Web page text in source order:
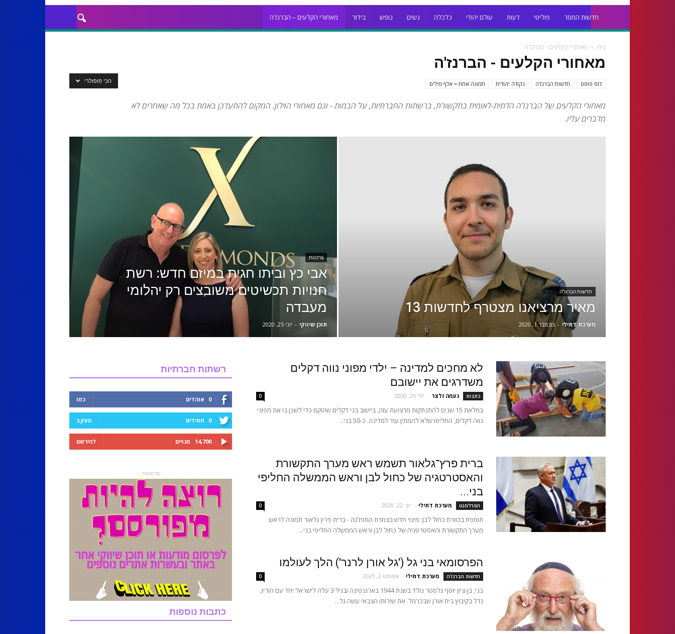
חדשות המגזר פוליטי דעות עולם יהודי כלכלה נשים נופש בידור מאחורי הקלעים – הברנז'ה
בית מאחורי הקלעים - הברנז'ה
מאחורי הקלעים - הברנז'ה
דוס פוסט חדשות הברנז'ה נקודה יהודית תמונה אחת = אלף מילים
מאחורי הקלעים של הברנז'ה הדתית-לאומית בתקשורת, ברשתות החברתיות, על הבמות - וגם מאחורי הוילון. המקום להתעדכן באמת בכל מה שאחרים לא
מדברים עליו.
הכי פופולרי
חדשות הברנז'ה
מאיר מרציאנו מצטרף לחדשות 13
מערכת דתילי - נובמבר 1, 2020
צרכנות
אבי כץ וביתו חגית במיזם חדש: רשת
חנויות תכשיטים משובצים רק יהלומי
מעבדה
תוכן שיווקי - יוני 25, 2020
לא מחכים למדינה – ילדי מפוני נווה דקלים
משדרגים את יישובם
כתבות נעמה זלצר - יולי 29, 2020 0
במלאת 15 שנים להתנתקות מרצועת עזה, ביישוב בני דקלים שהוקם כדי לשכן בו את מפוני
נווה דקלים, החליטו שלא להמתין עוד למדינה. כ-50 בני...
ברית פרץ־גלאור תשמש ראש מערך התקשורת
והאסטרטגיה של כחול לבן וראש הממשלה החליפי
בני...
הפרלמנט מערכת דתילי - יוני 22, 2020 0
תוספת בכוורת כחול לבן: מינוי חדש בצמרת המפלגה - ברית פרץ גלאור תמונה לראש
מערך התקשורת והאסטרטגיה של כחול לבן וראש הממשלה החליפי בני...
הפרסומאי בני גל ('גל אורן לרנר') הלך לעולמו
חדשות הברנז'ה מערכת דתילי - אוגוסט 2, 2021 0
בני, בן-ציון יוסף גלסטר נולד בשנת 1944 בארגנטינה ובגיל 3 עלה לישראל יחד עם הוריו,
גדל בקיבוץ בית אורן שבכרמל. את שירותו הצבאי עשה גל...
רשתות חברתיות
0 אוהדים כמו
0 חסידים מעקב
14,700 מנויים להירשם
- פרסומת -
כתבות נוספות